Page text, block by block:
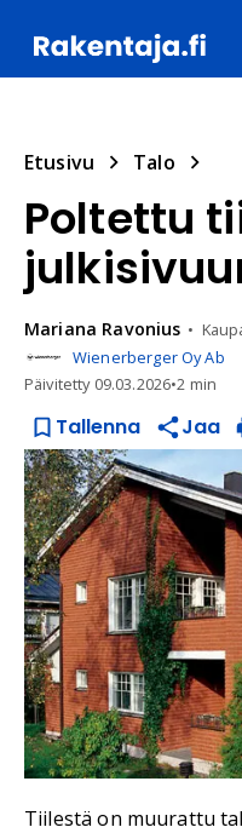
Etusivu Talo
Poltettu
Mariana Ravonius
Wienerberger Oy Ab
Päivitetty 09.03.2026•2 min
Tallenna Jaa
Tiilestä on muurattu